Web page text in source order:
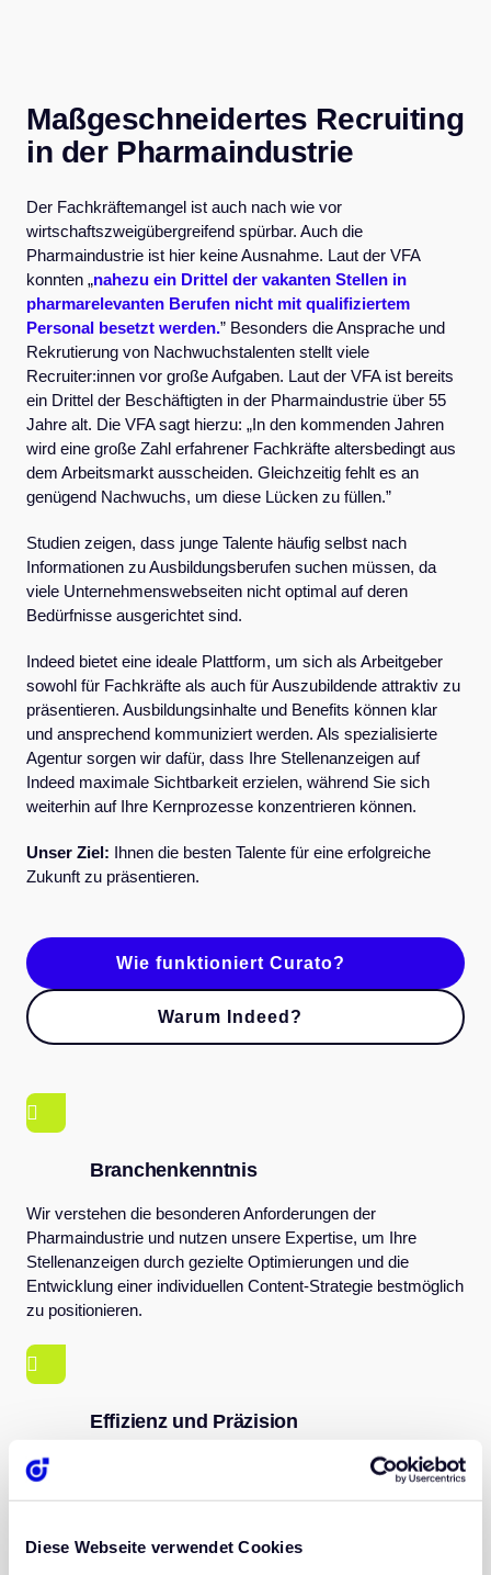
Diese Webseite verwendet Cookies
Maßgeschneidertes Recruiting
in der Pharmaindustrie
Der Fachkräftemangel ist auch nach wie vor
wirtschaftszweig­übergreifend spürbar. Auch die
Pharmaindustrie ist hier keine Ausnahme. Laut der VFA
konnten „nahezu ein Drittel der vakanten Stellen in
pharmarelevanten Berufen nicht mit qualifiziertem
Personal besetzt werden.” Besonders die Ansprache und
Rekrutierung von Nachwuchstalenten stellt viele
Recruiter:innen vor große Aufgaben. Laut der VFA ist bereits
ein Drittel der Beschäftigten in der Pharmaindustrie über 55
Jahre alt. Die VFA sagt hierzu: „In den kommenden Jahren
wird eine große Zahl erfahrener Fachkräfte altersbedingt aus
dem Arbeitsmarkt ausscheiden. Gleichzeitig fehlt es an
genügend Nachwuchs, um diese Lücken zu füllen.”
Studien zeigen, dass junge Talente häufig selbst nach
Informationen zu Ausbildungsberufen suchen müssen, da
viele Unternehmenswebseiten nicht optimal auf deren
Bedürfnisse ausgerichtet sind.
Indeed bietet eine ideale Plattform, um sich als Arbeitgeber
sowohl für Fachkräfte als auch für Auszubildende attraktiv zu
präsentieren. Ausbildungsinhalte und Benefits können klar
und ansprechend kommuniziert werden. Als spezialisierte
Agentur sorgen wir dafür, dass Ihre Stellenanzeigen auf
Indeed maximale Sichtbarkeit erzielen, während Sie sich
weiterhin auf Ihre Kernprozesse konzentrieren können.
Unser Ziel: Ihnen die besten Talente für eine erfolgreiche
Zukunft zu präsentieren.
Wie funktioniert Curato?
Warum Indeed?
Branchenkenntnis
Wir verstehen die besonderen Anforderungen der
Pharmaindustrie und nutzen unsere Expertise, um Ihre
Stellenanzeigen durch gezielte Optimierungen und die
Entwicklung einer individuellen Content-Strategie bestmöglich
zu positionieren.
Effizienz und Präzision
Unsere modernen Recruiting-Prozesse gewährleisten eine
reibungslose und schnelle Schaltung Ihrer Stellenanzeigen